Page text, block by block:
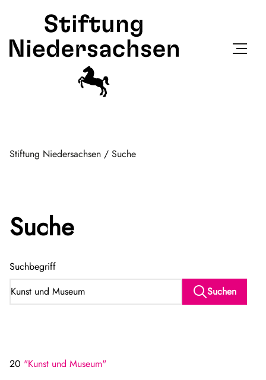
Stiftung Niedersachsen / Suche
Suche
Suchbegriff
Suchen
20 "Kunst und Museum"